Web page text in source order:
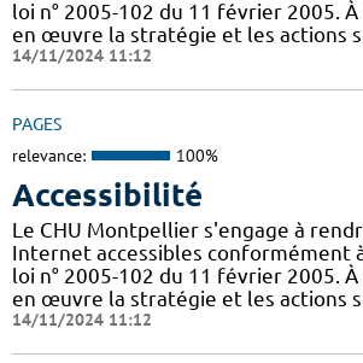
loi n° 2005-102 du 11 février 2005.
en œuvre la stratégie et les actions
14/11/2024 11:12
PAGES
relevance: 100%
Accessibilité
Le CHU Montpellier s'engage à
Internet accessibles conformément
loi n° 2005-102 du 11 février 2005.
en œuvre la stratégie et les actions
14/11/2024 11:12